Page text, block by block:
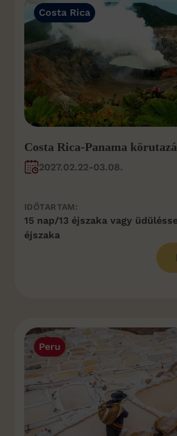
Costa Rica
Costa Rica-Panama
2027.02.22-03.08.
IDŐTARTAM:
15 nap/13 éjszaka vagy
éjszaka
Peru